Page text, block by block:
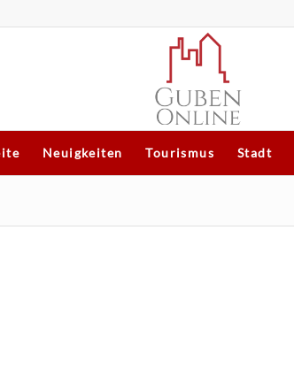
Neuigkeiten Tourismus Stadt